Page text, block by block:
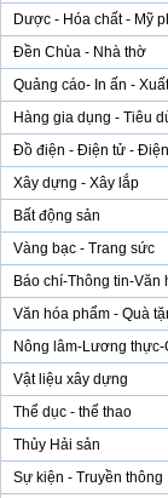
Dược - Hóa chất - Mỹ
Đền Chùa - Nhà thờ
Quảng cáo- In ấn -
Hàng gia dụng - Tiêu
Đồ điện - Điện tử -
Xây dựng - Xây lắp
Bất động sản
Vàng bạc - Trang sức
Báo chí-Thông tin-Văn
Văn hóa phẩm - Quà
Nông lâm-Lương thực-
Vật liệu xây dựng
Thể dục - thể thao
Thủy Hải sản
Sự kiện - Truyền thông